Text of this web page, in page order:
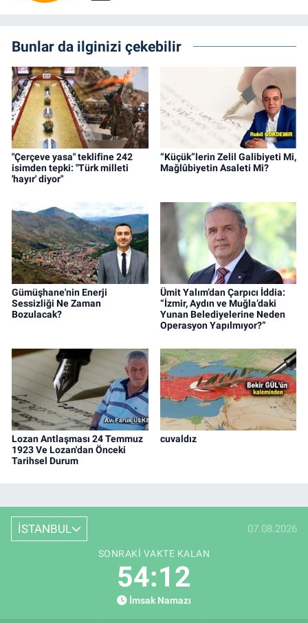
Bunlar da ilginizi çekebilir
"Çerçeve yasa" teklifine 242
isimden tepki: "Türk milleti
'hayır' diyor"
“Küçük”lerin Zelil Galibiyeti Mi,
Mağlûbiyetin Asaleti Mi?
Gümüşhane'nin Enerji
Sessizliği Ne Zaman
Bozulacak?
Ümit Yalım’dan Çarpıcı İddia:
“İzmir, Aydın ve Muğla’daki
Yunan Belediyelerine Neden
Operasyon Yapılmıyor?”
Lozan Antlaşması 24 Temmuz
1923 Ve Lozan'dan Önceki
Tarihsel Durum
cuvaldız
İSTANBUL 07.08.2026
SONRAKI VAKTE KALAN
54:11
İmsak Namazı